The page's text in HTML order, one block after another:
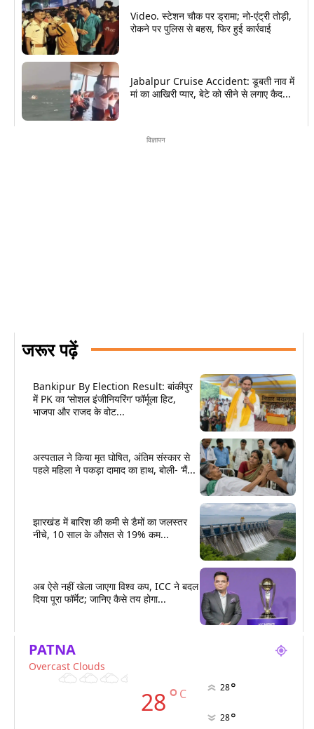
Video. स्टेशन चौक पर ड्रामा; नो-एंट्री तोड़ी,
रोकने पर पुलिस से बहस, फिर हुई कार्रवाई
Jabalpur Cruise Accident: डूबती नाव में
मां का आखिरी प्यार, बेटे को सीने से लगाए कैद...
विज्ञापन
जरूर पढ़ें
Bankipur By Election Result: बांकीपुर
में PK का ‘सोशल इंजीनियरिंग’ फॉर्मूला हिट,
भाजपा और राजद के वोट...
अस्पताल ने किया मृत घोषित, अंतिम संस्कार से
पहले महिला ने पकड़ा दामाद का हाथ, बोली- ‘मैं...
झारखंड में बारिश की कमी से डैमों का जलस्तर
नीचे, 10 साल के औसत से 19% कम...
अब ऐसे नहीं खेला जाएगा विश्व कप, ICC ने बदल
दिया पूरा फॉर्मेट; जानिए कैसे तय होगा...
PATNA
Overcast Clouds
28° C 28°
28°